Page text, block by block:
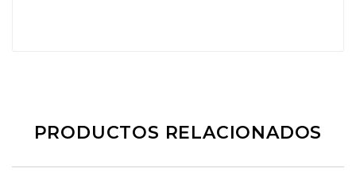
PRODUCTOS RELACIONADOS